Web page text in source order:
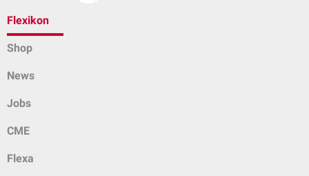
Flexikon
Shop
News
Jobs
CME
Flexa